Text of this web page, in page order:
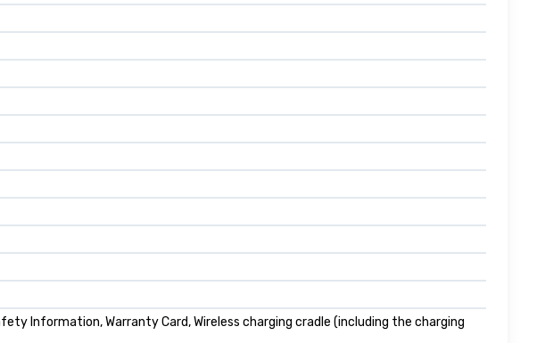
Information, Warranty Card, Wireless charging cradle (including the charging